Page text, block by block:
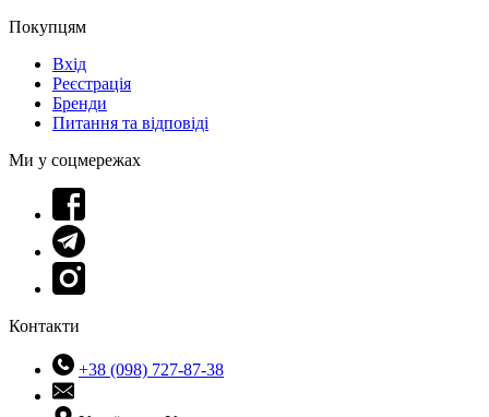
Покупцям
Вхід
Реєстрація
Бренди
Питання та відповіді
Ми у соцмережах
Контакти
+38 (098) 727-87-38